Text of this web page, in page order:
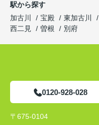
駅から探す
加古川
宝殿 東加古川
西二見
曽根 別府
0120-928-028
〒675-0104